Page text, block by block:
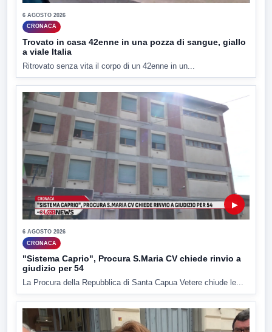
6 AGOSTO 2026
CRONACA
Trovato in casa 42enne in una pozza di sangue, giallo
a viale Italia
Ritrovato senza vita il corpo di un 42enne in un...
▶
6 AGOSTO 2026
CRONACA
"Sistema Caprio", Procura S.Maria CV chiede rinvio a
giudizio per 54
La Procura della Repubblica di Santa Capua Vetere chiude le...